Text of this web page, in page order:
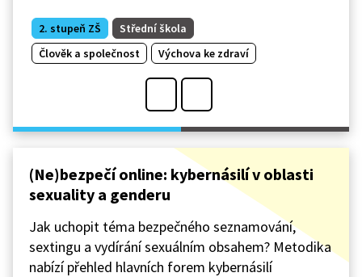
2. stupeň ZŠ
Střední škola
Člověk a společnost
Výchova ke zdraví
(Ne)bezpečí online: kybernásilí v oblasti
sexuality a genderu
Jak uchopit téma bezpečného seznamování,
sextingu a vydírání sexuálním obsahem? Metodika
nabízí přehled hlavních forem kybernásilí